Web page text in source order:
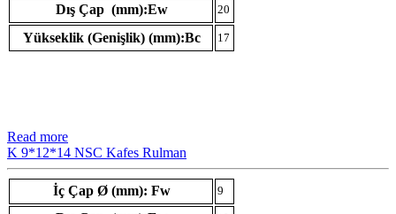
Dış Çap (mm):Ew 20
Yükseklik (Genişlik) (mm):Bc 17
Read more
K 9*12*14 NSC Kafes Rulman
İç Çap Ø (mm): Fw 9